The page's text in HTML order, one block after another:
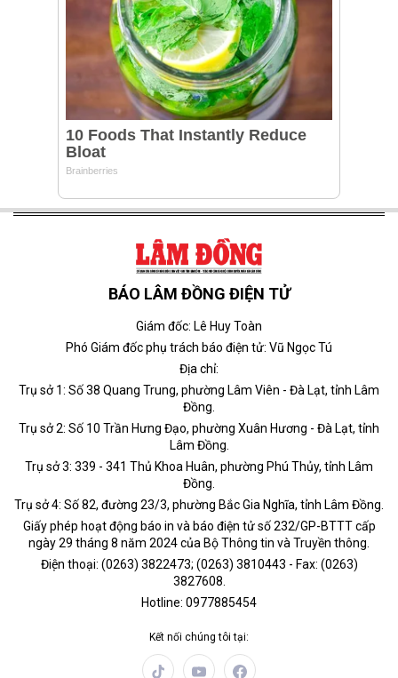
BÁO LÂM ĐỒNG ĐIỆN TỬ
Giám đốc: Lê Huy Toàn
Phó Giám đốc phụ trách báo điện tử: Vũ Ngọc Tú
Địa chỉ:
Trụ sở 1: Số 38 Quang Trung, phường Lâm Viên - Đà Lạt, tỉnh Lâm
Đồng.
Trụ sở 2: Số 10 Trần Hưng Đạo, phường Xuân Hương - Đà Lạt, tỉnh
Lâm Đồng.
Trụ sở 3: 339 - 341 Thủ Khoa Huân, phường Phú Thủy, tỉnh Lâm
Đồng.
Trụ sở 4: Số 82, đường 23/3, phường Bắc Gia Nghĩa, tỉnh Lâm Đồng.
Giấy phép hoạt động báo in và báo điện tử số 232/GP-BTTT cấp
ngày 29 tháng 8 năm 2024 của Bộ Thông tin và Truyền thông.
Điện thoại: (0263) 3822473; (0263) 3810443 - Fax: (0263)
3827608.
Hotline: 0977885454
Kết nối chúng tôi tại: